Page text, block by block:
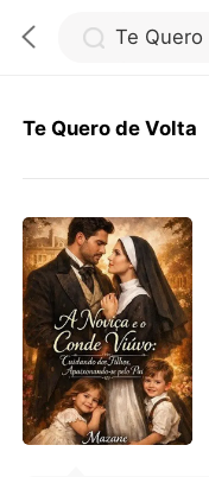
Loja
Histórico
Sair
Te Quero de Volta